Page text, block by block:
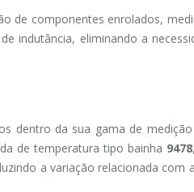
de componentes enrolados,
indutância, eliminando a
dentro da sua gama de
de temperatura tipo bainha 9478
a variação relacionada com